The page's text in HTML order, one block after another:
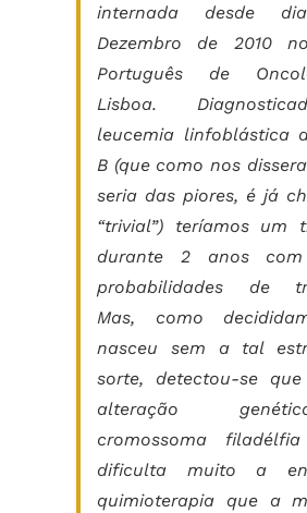
internada desde
Dezembro de 2010
Português de
Lisboa.
leucemia linfoblástica
B (que como nos
seria das piores, é já
“trivial”) teríamos um
durante 2 anos
probabilidades de
Mas, como
nasceu sem a tal
sorte, detectou-se
alteração
cromossoma
dificulta muito a
quimioterapia que a